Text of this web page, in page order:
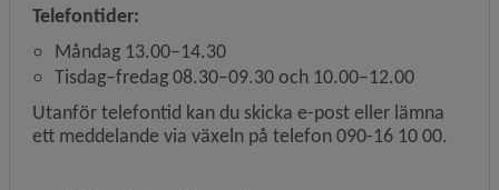
Telefontider:
Måndag 13.00–14.30
Tisdag–fredag 08.30–09.30 och 10.00–12.00
Utanför telefontid kan du skicka e-post eller lämna
ett meddelande via växeln på telefon 090-16 10 00.